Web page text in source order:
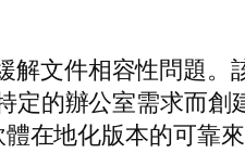
文件相容性問題。
定的辦公室需求而
在地化版本的可靠來